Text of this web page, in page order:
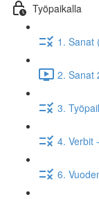
Työpaikalla
1. Sanat
2. Sanat
3.
4. Verbit
6.